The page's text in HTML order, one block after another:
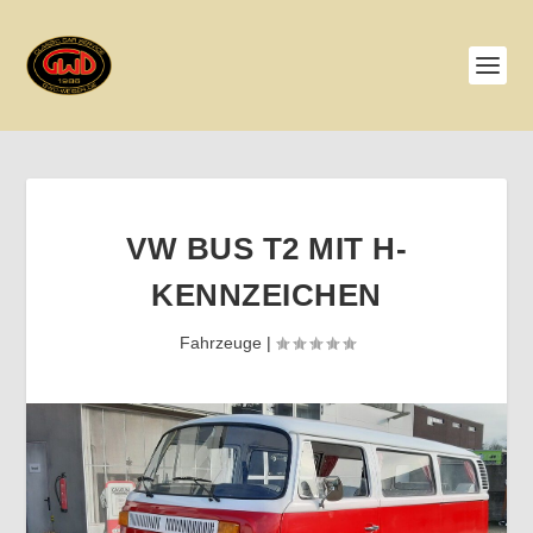
VW BUS T2 MIT H-
KENNZEICHEN
Fahrzeuge |